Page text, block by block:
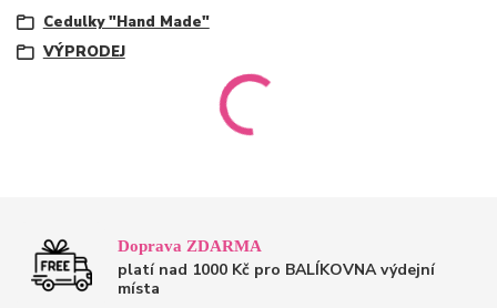
Cedulky "Hand Made"
VÝPRODEJ
Doprava ZDARMA
platí nad 1000 Kč pro BALÍKOVNA výdejní
místa